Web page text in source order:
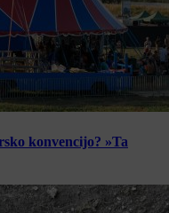
konvencijo? »Ta